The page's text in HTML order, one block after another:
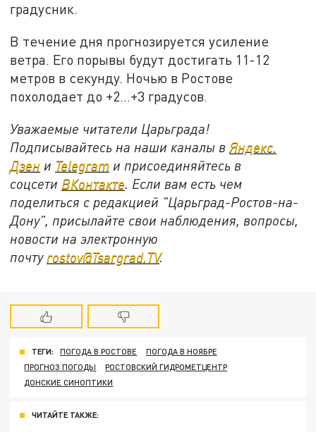
градусник.
В течение дня прогнозируется усиление
ветра. Его порывы будут достигать 11-12
метров в секунду. Ночью в Ростове
похолодает до +2…+3 градусов.
Уважаемые читатели Царьграда!
Подписывайтесь на наши каналы вЯндекс.
Дзен и Telegram и присоединяйтесь в
соцсети ВКонтакте. Если вам есть чем
поделиться с редакцией "Царьград-Ростов-на-
Дону", присылайте свои наблюдения, вопросы,
новости на электронную
почту rostov@Tsargrad.ТV.
ТЕГИ: ПОГОДА В РОСТОВЕ
ПОГОДА В НОЯБРЕ
ПРОГНОЗ ПОГОДЫ
РОСТОВСКИЙ ГИДРОМЕТЦЕНТР
ДОНСКИЕ СИНОПТИКИ
ЧИТАЙТЕ ТАКЖЕ: